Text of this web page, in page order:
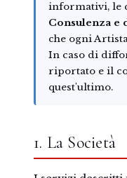
informativi, le
Consulenza
che ogni
In caso di
riportato e il
quest'ultimo.
1. La Società